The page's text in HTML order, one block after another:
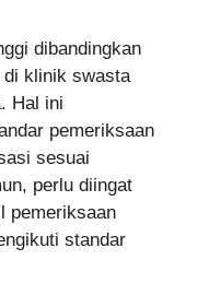
dibandingkan
di klinik swasta
Hal ini
pemeriksaan
sesuai
perlu diingat
pemeriksaan
standar